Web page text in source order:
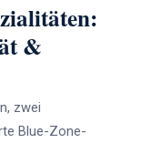
&
zwei
Blue-Zone-